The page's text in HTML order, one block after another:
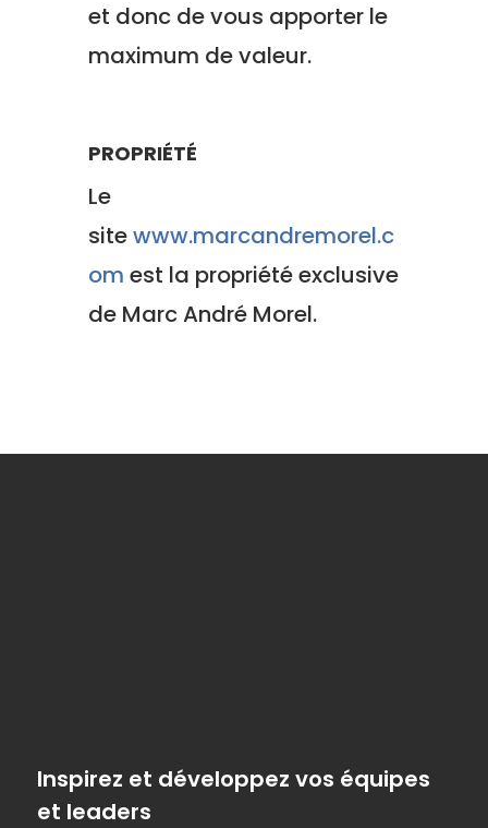
et donc de vous apporter le
maximum de valeur.
PROPRIÉTÉ
Le
sitewww.marcandremorel.c
om est la propriété exclusive
de Marc André Morel.
Inspirez et développez vos équipes
et leaders